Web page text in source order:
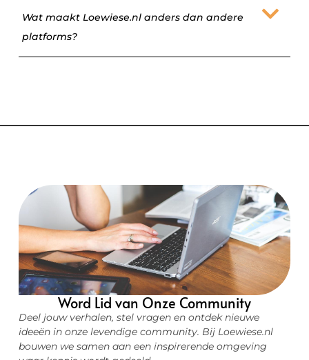
Wat maakt Loewiese.nl anders dan andere
platforms?
Word Lid van Onze Community
Deel jouw verhalen, stel vragen en ontdek nieuwe
ideeën in onze levendige community. Bij Loewiese.nl
bouwen we samen aan een inspirerende omgeving